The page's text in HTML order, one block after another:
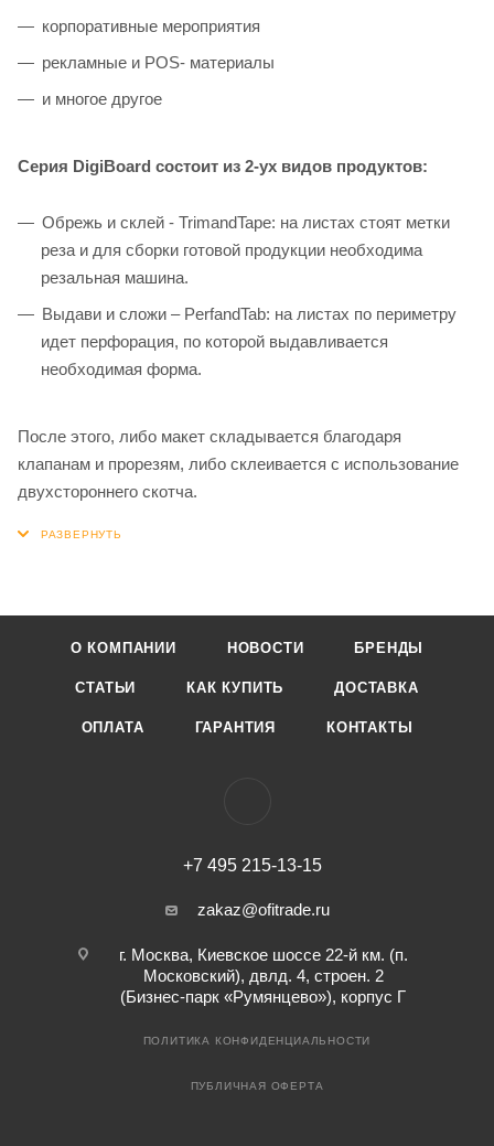
корпоративные мероприятия
рекламные и POS- материалы
и многое другое
Серия DigiBoard состоит из 2-ух видов продуктов:
Обрежь и склей - TrimandTape: на листах стоят метки
реза и для сборки готовой продукции необходима
резальная машина.
Выдави и сложи – PerfandTab: на листах по периметру
идет перфорация, по которой выдавливается
необходимая форма.
После этого, либо макет складывается благодаря
клапанам и прорезям, либо склеивается с использование
двухстороннего скотча.
О КОМПАНИИ НОВОСТИ БРЕНДЫ
СТАТЬИ КАК КУПИТЬ ДОСТАВКА
ОПЛАТА ГАРАНТИЯ КОНТАКТЫ
+7 495 215-13-15
zakaz@ofitrade.ru
г. Москва, Киевское шоссе 22-й км. (п.
Московский), двлд. 4, строен. 2
(Бизнес-парк «Румянцево»), корпус Г
ПОЛИТИКА КОНФИДЕНЦИАЛЬНОСТИ
ПУБЛИЧНАЯ ОФЕРТА